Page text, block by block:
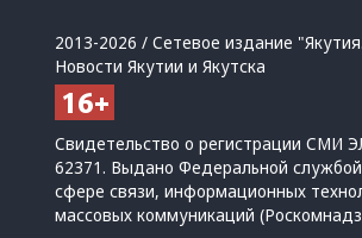
2013-2026 / Сетевое издание
Новости Якутии и Якутска
Свидетельство о регистрации СМИ
62371. Выдано Федеральной
сфере связи, информационных
массовых коммуникаций